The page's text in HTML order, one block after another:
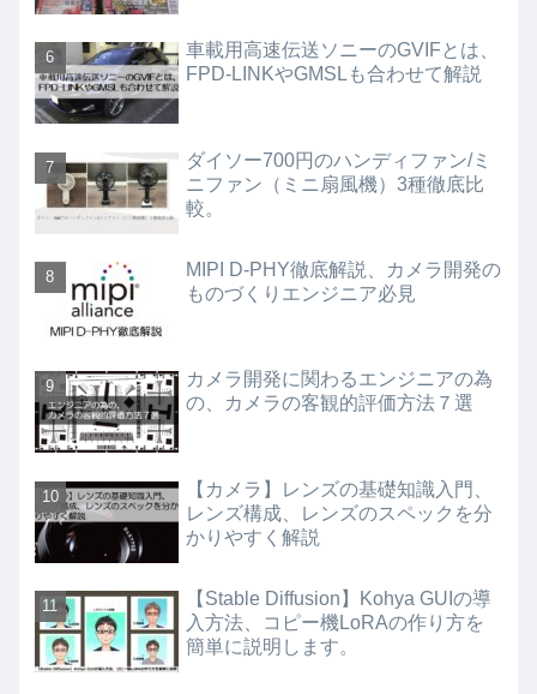
車載用高速伝送ソニーのGVIFとは、
FPD-LINKやGMSLも合わせて解説
ダイソー700円のハンディファン/ミ
ニファン（ミニ扇風機）3種徹底比
較。
MIPI D-PHY徹底解説、カメラ開発の
ものづくりエンジニア必見
カメラ開発に関わるエンジニアの為
の、カメラの客観的評価方法７選
【カメラ】レンズの基礎知識入門、
レンズ構成、レンズのスペックを分
かりやすく解説
【Stable Diffusion】Kohya GUIの導
入方法、コピー機LoRAの作り方を
簡単に説明します。